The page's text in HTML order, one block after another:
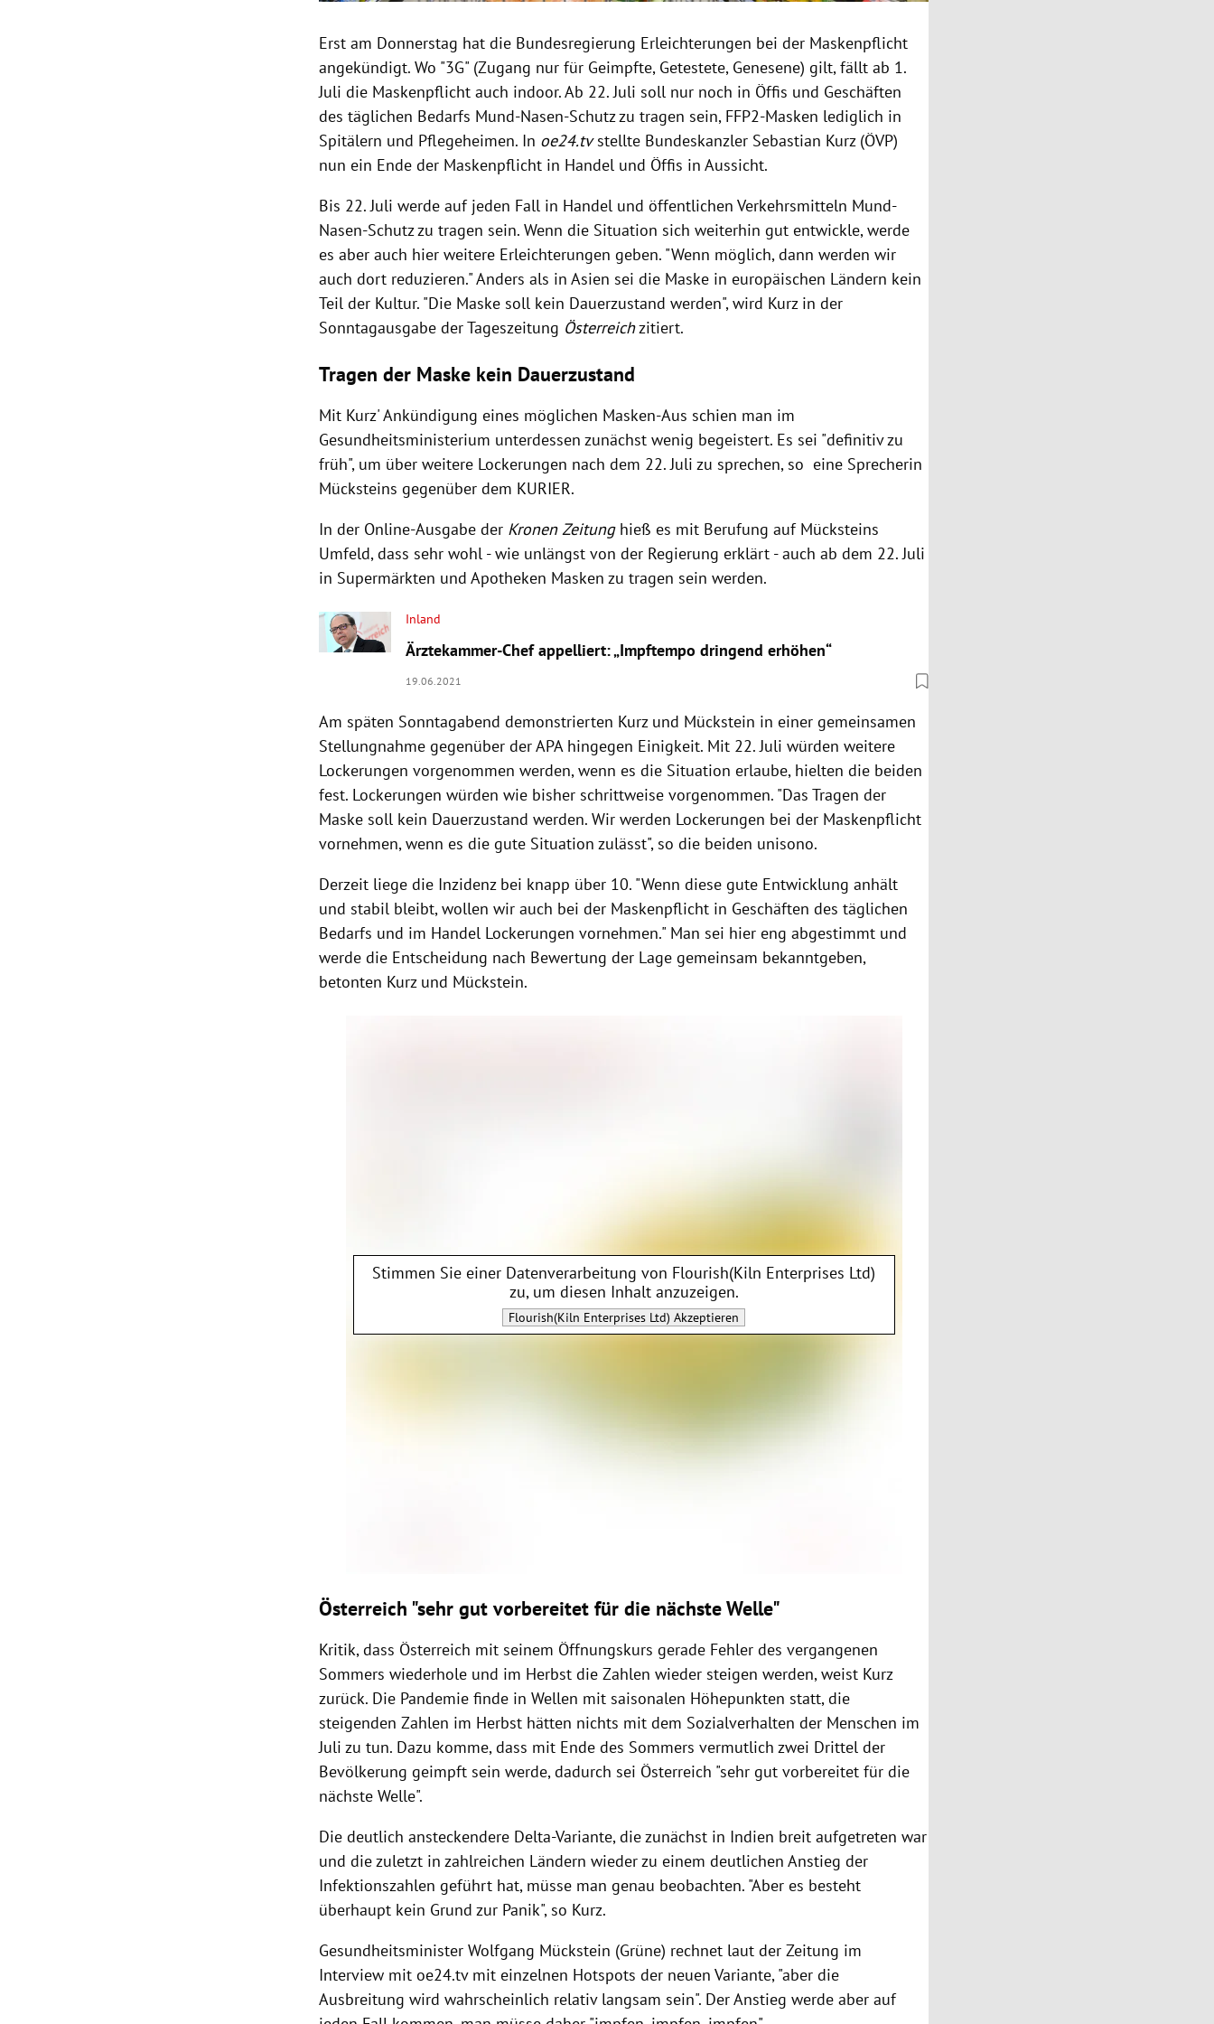
Erst am Donnerstag hat die Bundesregierung Erleichterungen bei der Maskenpflicht
angekündigt. Wo "3G" (Zugang nur für Geimpfte, Getestete, Genesene) gilt, fällt ab 1.
Juli die Maskenpflicht auch indoor. Ab 22. Juli soll nur noch in Öffis und Geschäften
des täglichen Bedarfs Mund-Nasen-Schutz zu tragen sein, FFP2-Masken lediglich in
Spitälern und Pflegeheimen. In oe24.tvstellte Bundeskanzler Sebastian Kurz (ÖVP)
nun ein Ende der Maskenpflicht in Handel und Öffis in Aussicht.
Bis 22. Juli werde auf jeden Fall in Handel und öffentlichen Verkehrsmitteln Mund-
Nasen-Schutz zu tragen sein. Wenn die Situation sich weiterhin gut entwickle, werde
es aber auch hier weitere Erleichterungen geben. "Wenn möglich, dann werden wir
auch dort reduzieren." Anders als in Asien sei die Maske in europäischen Ländern kein
Teil der Kultur. "Die Maske soll kein Dauerzustand werden", wird Kurz in der
Sonntagausgabe der Tageszeitung Österreichzitiert.
Tragen der Maske kein Dauerzustand
Mit Kurz' Ankündigung eines möglichen Masken-Aus schien man im
Gesundheitsministerium unterdessen zunächst wenig begeistert. Es sei "definitiv zu
früh", um über weitere Lockerungen nach dem 22. Juli zu sprechen, so eine Sprecherin
Mücksteins gegenüber dem KURIER.
In der Online-Ausgabe der Kronen Zeitunghieß es mit Berufung auf Mücksteins
Umfeld, dass sehr wohl - wie unlängst von der Regierung erklärt - auch ab dem 22. Juli
in Supermärkten und Apotheken Masken zu tragen sein werden.
Inland
Ärztekammer-Chef appelliert: „Impftempo dringend erhöhen“
19.06.2021
Am späten Sonntagabend demonstrierten Kurz und Mückstein in einer gemeinsamen
Stellungnahme gegenüber der APA hingegen Einigkeit. Mit 22. Juli würden weitere
Lockerungen vorgenommen werden, wenn es die Situation erlaube, hielten die beiden
fest. Lockerungen würden wie bisher schrittweise vorgenommen. "Das Tragen der
Maske soll kein Dauerzustand werden. Wir werden Lockerungen bei der Maskenpflicht
vornehmen, wenn es die gute Situation zulässt", so die beiden unisono.
Derzeit liege die Inzidenz bei knapp über 10. "Wenn diese gute Entwicklung anhält
und stabil bleibt, wollen wir auch bei der Maskenpflicht in Geschäften des täglichen
Bedarfs und im Handel Lockerungen vornehmen." Man sei hier eng abgestimmt und
werde die Entscheidung nach Bewertung der Lage gemeinsam bekanntgeben,
betonten Kurz und Mückstein.
Stimmen Sie einer Datenverarbeitung von Flourish(Kiln Enterprises Ltd)
zu, um diesen Inhalt anzuzeigen.
Flourish(Kiln Enterprises Ltd) Akzeptieren
Österreich "sehr gut vorbereitet für die nächste Welle"
Kritik, dass Österreich mit seinem Öffnungskurs gerade Fehler des vergangenen
Sommers wiederhole und im Herbst die Zahlen wieder steigen werden, weist Kurz
zurück. Die Pandemie finde in Wellen mit saisonalen Höhepunkten statt, die
steigenden Zahlen im Herbst hätten nichts mit dem Sozialverhalten der Menschen im
Juli zu tun. Dazu komme, dass mit Ende des Sommers vermutlich zwei Drittel der
Bevölkerung geimpft sein werde, dadurch sei Österreich "sehr gut vorbereitet für die
nächste Welle".
Die deutlich ansteckendere Delta-Variante, die zunächst in Indien breit aufgetreten war
und die zuletzt in zahlreichen Ländern wieder zu einem deutlichen Anstieg der
Infektionszahlen geführt hat, müsse man genau beobachten. "Aber es besteht
überhaupt kein Grund zur Panik", so Kurz.
Gesundheitsminister Wolfgang Mückstein (Grüne) rechnet laut der Zeitung im
Interview mit oe24.tv mit einzelnen Hotspots der neuen Variante, "aber die
Ausbreitung wird wahrscheinlich relativ langsam sein". Der Anstieg werde aber auf